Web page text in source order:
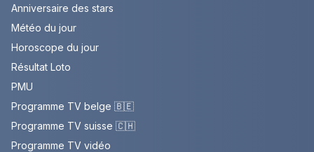
Anniversaire des stars
Météo du jour
Horoscope du jour
Résultat Loto
PMU
Programme TV belge 🇧🇪
Programme TV suisse 🇨🇭
Programme TV vidéo